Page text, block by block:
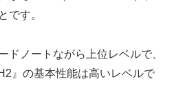
です。
ドノートながら上位レベルで、
』の基本性能は高いレベルで